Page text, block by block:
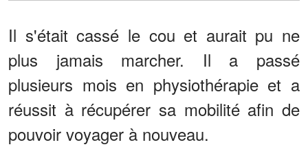
Il s'était cassé le cou et aurait pu ne
plus jamais marcher. Il a passé
plusieurs mois en physiothérapie et a
réussit à récupérer sa mobilité afin de
pouvoir voyager à nouveau.